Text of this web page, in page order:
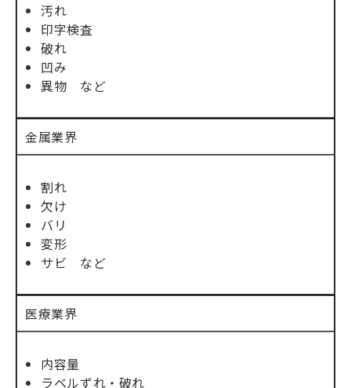
汚れ
印字検査
破れ
凹み
異物 など
金属業界
割れ
欠け
バリ
変形
サビ など
医療業界
内容量
ラベルずれ・破れ